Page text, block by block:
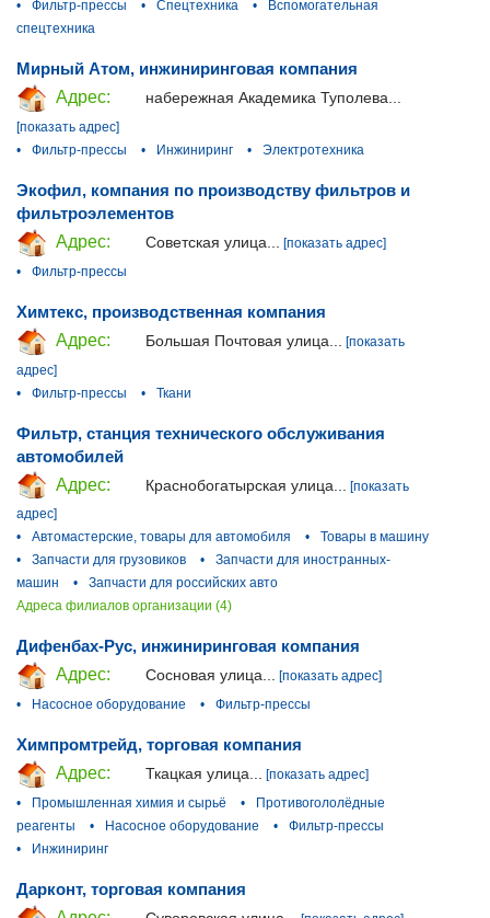
•
Фильтр-прессы • Спецтехника •
Вспомогательная
спецтехника
Мирный Атом, инжиниринговая компания
Адрес:
набережная Академика Туполева...
[показать адрес]
•
Фильтр-прессы • Инжиниринг • Электротехника
Экофил, компания по производству фильтров и
фильтроэлементов
Адрес:
Советская улица...
[показать адрес]
•
Фильтр-прессы
Химтекс, производственная компания
Адрес:
Большая Почтовая улица...
[показать
адрес]
•
Фильтр-прессы • Ткани
Фильтр, станция технического обслуживания
автомобилей
Адрес:
Краснобогатырская улица...
[показать
адрес]
•
Автомастерские, товары для автомобиля •
Товары в машину
•
Запчасти для грузовиков •
Запчасти для иностранных-
машин
•
Запчасти для российских авто
Адреса филиалов организации (4)
Дифенбах-Рус, инжиниринговая компания
Адрес:
Сосновая улица... [показать адрес]
•
Насосное оборудование • Фильтр-прессы
Химпромтрейд, торговая компания
Адрес:
Ткацкая улица...
[показать адрес]
•
Промышленная химия и сырьё •
Противогололёдные
реагенты
• Насосное оборудование •
Фильтр-прессы
•
Инжиниринг
Дарконт, торговая компания